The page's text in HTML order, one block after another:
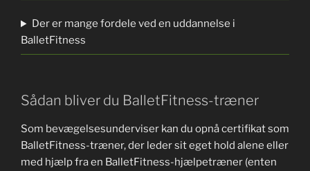
Der er mange fordele ved en uddannelse i
BalletFitness
Sådan bliver du BalletFitness-træner
Som bevægelsesunderviser kan du opnå certifikat som
BalletFitness-træner, der leder sit eget hold alene eller
med hjælp fra en BalletFitness-hjælpetræner (enten